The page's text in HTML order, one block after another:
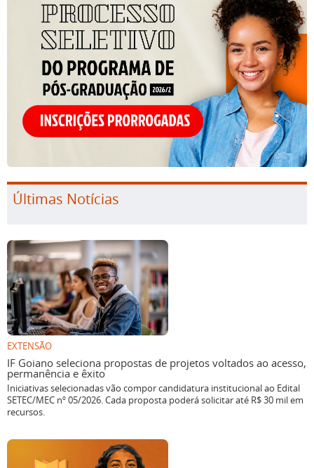
Últimas Notícias
EXTENSÃO
IF Goiano seleciona propostas de projetos voltados ao acesso,
permanência e êxito
Iniciativas selecionadas vão compor candidatura institucional ao Edital
SETEC/MEC nº 05/2026. Cada proposta poderá solicitar até R$ 30 mil em
recursos.